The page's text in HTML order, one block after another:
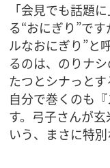
「会見でも話題
る“おにぎり”で
ルなおにぎり”と
るのは、のりナ
たつとシナっと
自分で巻くのも
す。弓子さんが
いう、まさに特別